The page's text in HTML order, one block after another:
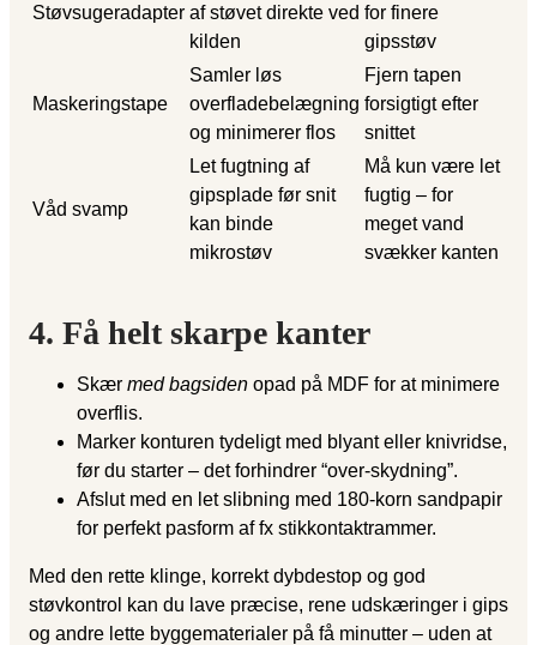
Støvsugeradapter af støvet direkte ved
kilden
for finere
gipsstøv
Maskeringstape
Samler løs
overfladebelægning
og minimerer flos
Fjern tapen
forsigtigt efter
snittet
Våd svamp
Let fugtning af
gipsplade før snit
kan binde
mikrostøv
Må kun være let
fugtig – for
meget vand
svækker kanten
4. Få helt skarpe kanter
Skær med bagsiden opad på MDF for at minimere
overflis.
Marker konturen tydeligt med blyant eller knivridse,
før du starter – det forhindrer “over-skydning”.
Afslut med en let slibning med 180-korn sandpapir
for perfekt pasform af fx stikkontaktrammer.
Med den rette klinge, korrekt dybdestop og god
støvkontrol kan du lave præcise, rene udskæringer i gips
og andre lette byggematerialer på få minutter – uden at